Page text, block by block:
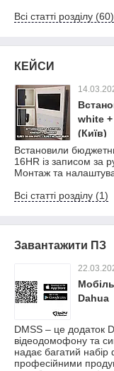
Всі статті розділу (60)
КЕЙСИ
white
(Київ)
Встановили
16HR із записом за
Монтаж та
Всі статті розділу (1)
Завантажити ПЗ
Dahua
DMSS – це додаток
відеодомофону та
надає багатий набір
професійними